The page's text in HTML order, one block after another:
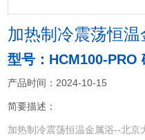
加热制冷震荡恒
型号：HCM100-PRO
产品时间：2024-10-15
简要描述：
加热制冷震荡恒温金属浴--北京